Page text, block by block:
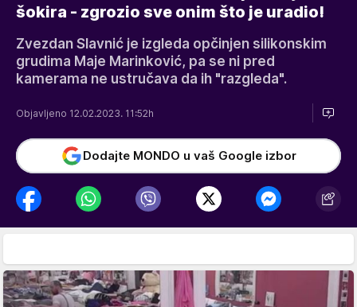
šokira - zgrozio sve onim što je uradio!
Zvezdan Slavnić je izgleda opčinjen silikonskim
grudima Maje Marinković, pa se ni pred
kamerama ne ustručava da ih "razgleda".
Objavljeno 12.02.2023. 11:52h
Dodajte MONDO u vaš Google izbor